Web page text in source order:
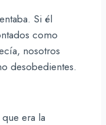
Si él
como
nosotros
desobedientes.
era la